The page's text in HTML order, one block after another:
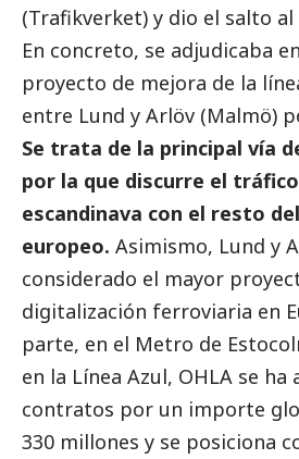
(Trafikverket) y dio el salto al
En concreto, se adjudicaba
proyecto de mejora de la
entre Lund y Arlöv (Malmö)
Se trata de la principal vía
por la que discurre el
escandinava con el resto
europeo. Asimismo, Lund y
considerado el mayor
digitalización ferroviaria en
parte, en el Metro de
en la Línea Azul, OHLA se
contratos por un importe
330 millones y se posiciona